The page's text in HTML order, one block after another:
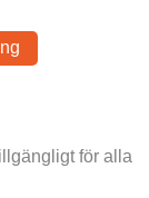
för alla